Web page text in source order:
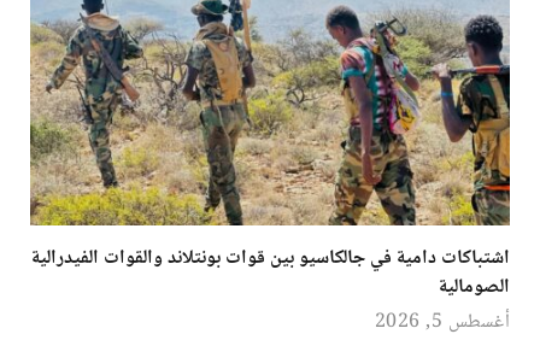
اشتباكات دامية في جالكاسيو بين قوات بونتلاند والقوات الفيدرالية
الصومالية
أغسطس 5, 2026